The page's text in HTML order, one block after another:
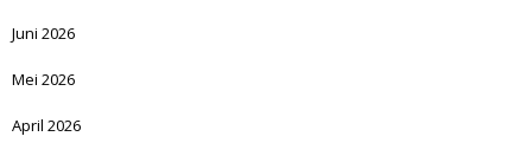
Juni 2026
Mei 2026
April 2026